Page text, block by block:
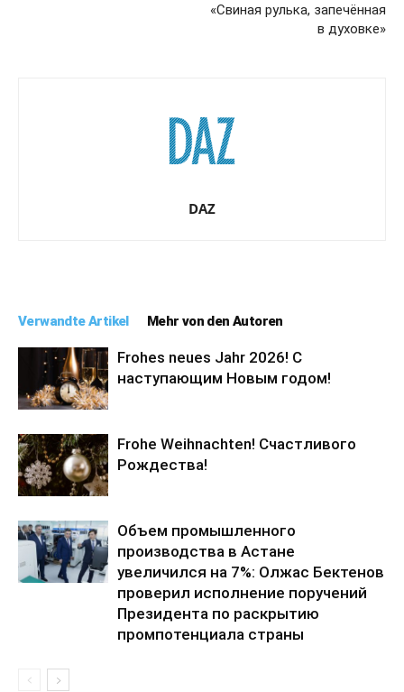
«Свиная рулька, запечённая
в духовке»
DAZ
Verwandte Artikel Mehr von den Autoren
Frohes neues Jahr 2026! С
наступающим Новым годом!
Frohe Weihnachten! Счастливого
Рождества!
Объем промышленного
производства в Астане
увеличился на 7%: Олжас Бектенов
проверил исполнение поручений
Президента по раскрытию
промпотенциала страны